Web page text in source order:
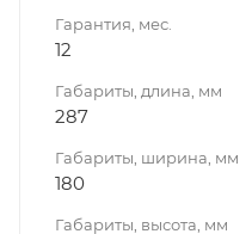
Гарантия, мес.
12
Габариты, длина, мм
287
Габариты, ширина, мм
180
Габариты, высота, мм